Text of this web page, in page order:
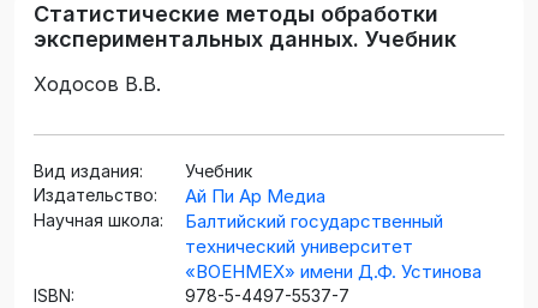
Статистические методы обработки
экспериментальных данных. Учебник
Ходосов В.В.
Вид издания:
Учебник
Издательство:
Ай Пи Ар Медиа
Научная школа:
Балтийский государственный
технический университет
«ВОЕНМЕХ» имени Д.Ф. Устинова
ISBN:
978-5-4497-5537-7